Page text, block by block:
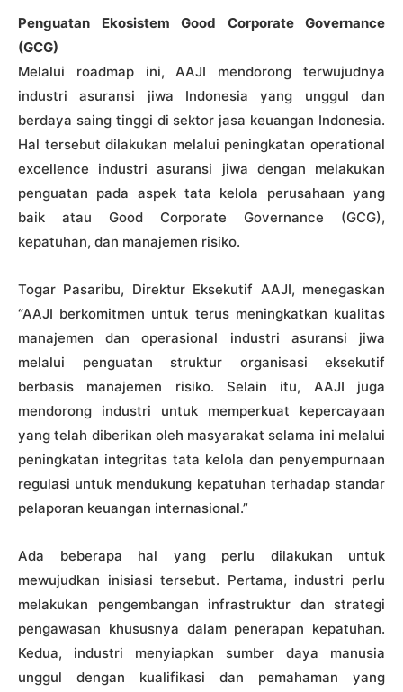
Penguatan Ekosistem Good Corporate Governance
(GCG)
Melalui roadmap ini, AAJI mendorong terwujudnya
industri asuransi jiwa Indonesia yang unggul dan
berdaya saing tinggi di sektor jasa keuangan Indonesia.
Hal tersebut dilakukan melalui peningkatan operational
excellence industri asuransi jiwa dengan melakukan
penguatan pada aspek tata kelola perusahaan yang
baik atau Good Corporate Governance (GCG),
kepatuhan, dan manajemen risiko.
Togar Pasaribu, Direktur Eksekutif AAJI, menegaskan
“AAJI berkomitmen untuk terus meningkatkan kualitas
manajemen dan operasional industri asuransi jiwa
melalui penguatan struktur organisasi eksekutif
berbasis manajemen risiko. Selain itu, AAJI juga
mendorong industri untuk memperkuat kepercayaan
yang telah diberikan oleh masyarakat selama ini melalui
peningkatan integritas tata kelola dan penyempurnaan
regulasi untuk mendukung kepatuhan terhadap standar
pelaporan keuangan internasional.”
Ada beberapa hal yang perlu dilakukan untuk
mewujudkan inisiasi tersebut. Pertama, industri perlu
melakukan pengembangan infrastruktur dan strategi
pengawasan khususnya dalam penerapan kepatuhan.
Kedua, industri menyiapkan sumber daya manusia
unggul dengan kualifikasi dan pemahaman yang